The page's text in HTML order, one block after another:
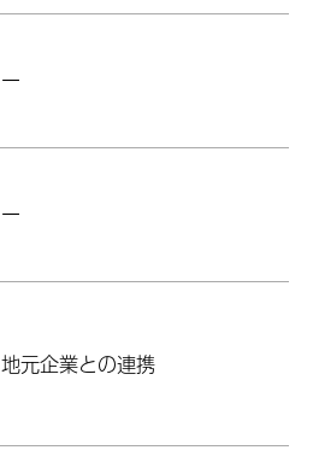
ー
ー
地元企業との連携